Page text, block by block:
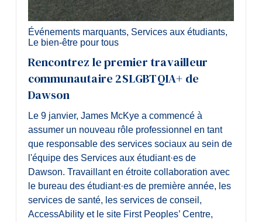
Événements marquants, Services aux étudiants,
Le bien-être pour tous
Rencontrez le premier travailleur
communautaire 2SLGBTQIA+ de
Dawson
Le 9 janvier, James McKye a commencé à
assumer un nouveau rôle professionnel en tant
que responsable des services sociaux au sein de
l'équipe des Services aux étudiant·es de
Dawson. Travaillant en étroite collaboration avec
le bureau des étudiant·es de première année, les
services de santé, les services de conseil,
AccessAbility et le site First Peoples’ Centre,